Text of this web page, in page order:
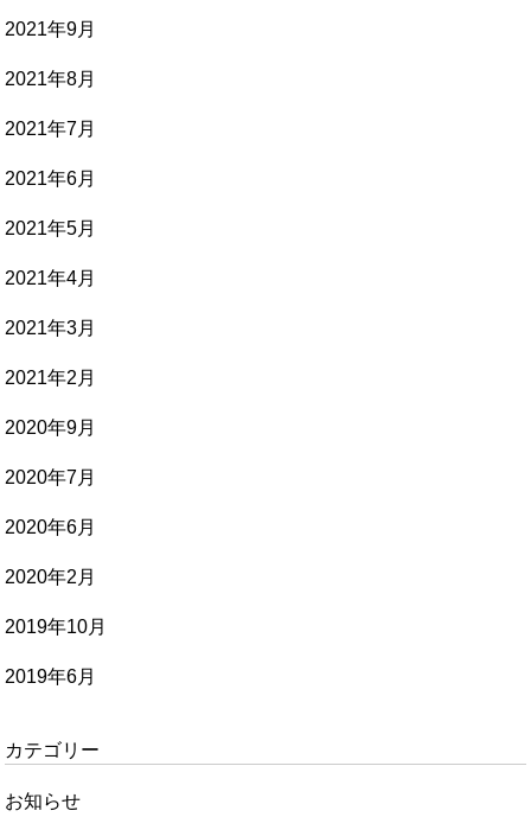
2021年9月
2021年8月
2021年7月
2021年6月
2021年5月
2021年4月
2021年3月
2021年2月
2020年9月
2020年7月
2020年6月
2020年2月
2019年10月
2019年6月
カテゴリー
お知らせ